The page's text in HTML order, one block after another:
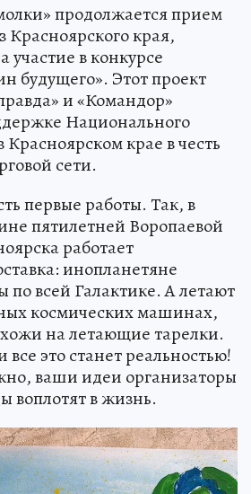
продолжается прием
Красноярского края,
участие в конкурсе
будущего». Этот проект
и «Командор»
Национального
Красноярском крае в честь
сети.
первые работы. Так, в
пятилетней Воропаевой
работает
инопланетяне
по всей Галактике. А летают
космических машинах,
на летающие тарелки.
все это станет реальностью!
ваши идеи организаторы
воплотят в жизнь.